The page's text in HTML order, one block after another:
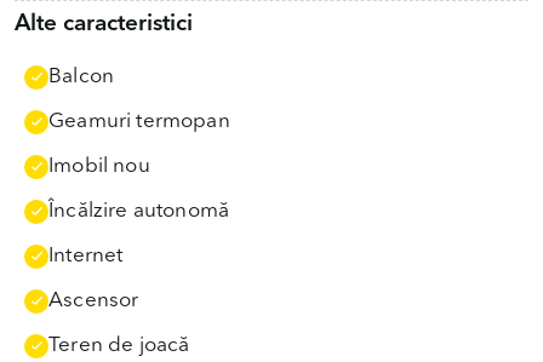
Alte caracteristici
Balcon
Geamuri termopan
Imobil nou
Încălzire autonomă
Internet
Ascensor
Teren de joacă